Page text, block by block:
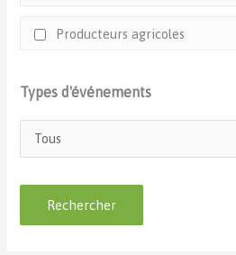
Producteurs agricoles
Types d'événements